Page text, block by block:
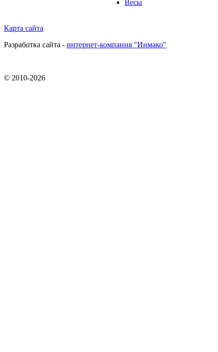
Весы
Карта сайта
Разработка сайта - интернет-компания "Инмако"
© 2010-2026